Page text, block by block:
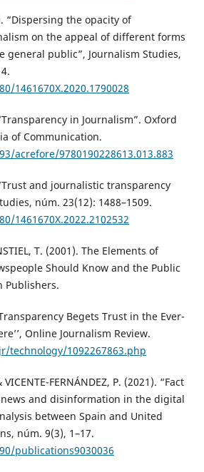
“Dispersing the opacity of
on the appeal of different forms
general public”, Journalism Studies,
1461670X.2020.1790028
in Journalism”. Oxford
of Communication.
acrefore/9780190228613.013.883
and journalistic transparency
núm. 23(12): 1488–1509.
1461670X.2022.2102532
T. (2001). The Elements of
Should Know and the Public
Publishers.
Begets Trust in the Ever-
Online Journalism Review.
technology/1092267863.php
VICENTE-FERNÁNDEZ, P. (2021). “Fact
and disinformation in the digital
between Spain and United
núm. 9(3), 1–17.
publications9030036